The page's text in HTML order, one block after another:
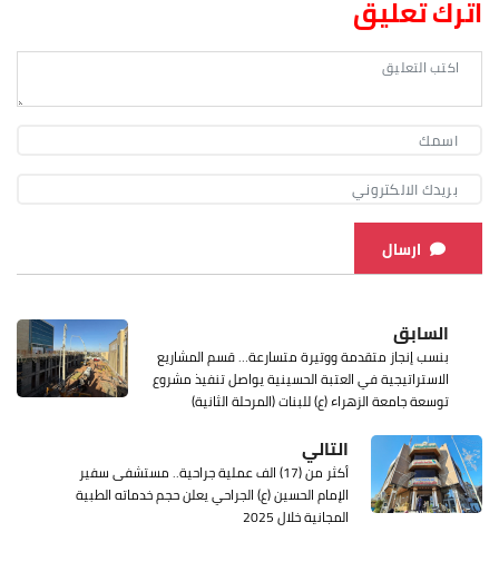
اترك تعليق
ارسال
السابق
بنسب إنجاز متقدمة ووتيرة متسارعة… قسم المشاريع
الاستراتيجية في العتبة الحسينية يواصل تنفيذ مشروع
توسعة جامعة الزهراء (ع) للبنات (المرحلة الثانية)
التالي
أكثر من (17) الف عملية جراحية.. مستشفى سفير
الإمام الحسين (ع) الجراحي يعلن حجم خدماته الطبية
المجانية خلال 2025